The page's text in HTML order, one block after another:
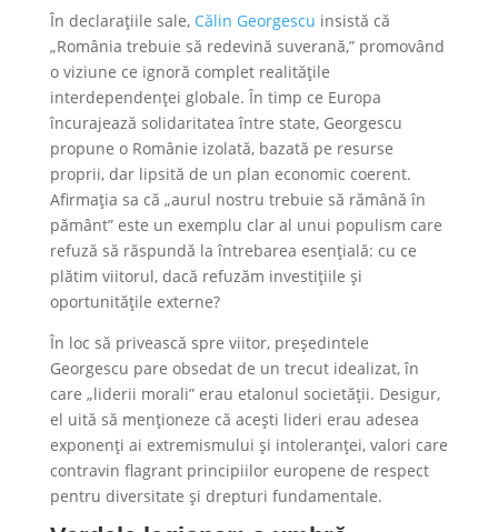
În declarațiile sale, Călin Georgescu insistă că
„România trebuie să redevină suverană,” promovând
o viziune ce ignoră complet realitățile
interdependenței globale. În timp ce Europa
încurajează solidaritatea între state, Georgescu
propune o Românie izolată, bazată pe resurse
proprii, dar lipsită de un plan economic coerent.
Afirmația sa că „aurul nostru trebuie să rămână în
pământ” este un exemplu clar al unui populism care
refuză să răspundă la întrebarea esențială: cu ce
plătim viitorul, dacă refuzăm investițiile și
oportunitățile externe?
În loc să privească spre viitor, președintele
Georgescu pare obsedat de un trecut idealizat, în
care „liderii morali” erau etalonul societății. Desigur,
el uită să menționeze că acești lideri erau adesea
exponenți ai extremismului și intoleranței, valori care
contravin flagrant principiilor europene de respect
pentru diversitate și drepturi fundamentale.